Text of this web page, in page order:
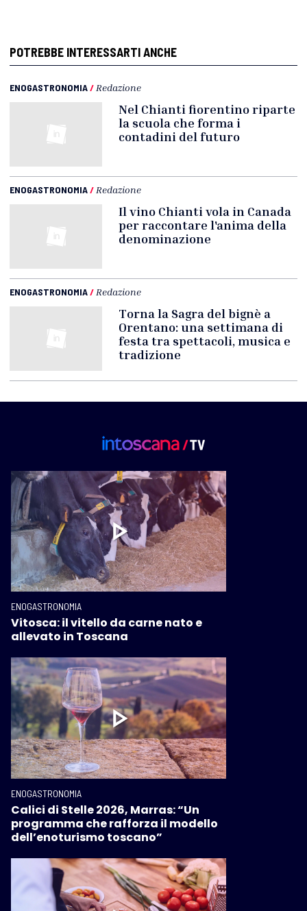
POTREBBE INTERESSARTI ANCHE
ENOGASTRONOMIA/ Redazione
Nel Chianti fiorentino riparte
la scuola che forma i
contadini del futuro
ENOGASTRONOMIA/ Redazione
Il vino Chianti vola in Canada
per raccontare l'anima della
denominazione
ENOGASTRONOMIA/ Redazione
Torna la Sagra del bignè a
Orentano: una settimana di
festa tra spettacoli, musica e
tradizione
ENOGASTRONOMIA
Vitosca: il vitello da carne nato e
allevato in Toscana
ENOGASTRONOMIA
Calici di Stelle 2026, Marras: “Un
programma che rafforza il modello
dell’enoturismo toscano”